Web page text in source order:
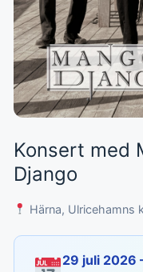
Konsert med
Django
Härna, Ulricehamns
29 juli 2026